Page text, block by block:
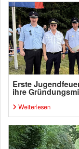
Erste
ihre
Weiterlesen